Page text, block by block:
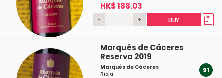
HK$ 188.03
- + BUY
Marqués de Cáceres
Reserva 2019
Marqués de Cáceres
Rioja
91